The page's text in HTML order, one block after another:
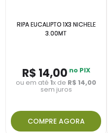
RIPA EUCALIPTO 1X3 NICHELE
3.00MT
R$ 14,00 no PIX
ou em até1x de R$ 14,00
sem juros
COMPRE AGORA